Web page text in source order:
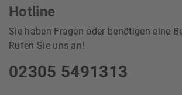
Hotline
Sie haben Fragen oder benötigen eine
Rufen Sie uns an!
02305 5491313